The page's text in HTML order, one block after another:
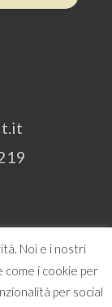
Noi e i nostri
come i cookie per
per social